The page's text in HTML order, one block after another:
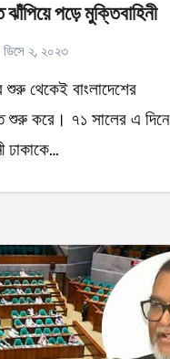
পড়ে মুক্তিবাহিনী
ডিসে ২, ২০২৩
শুরু করে। ৭১ সালের এ দিনে
ঢাকাকে…